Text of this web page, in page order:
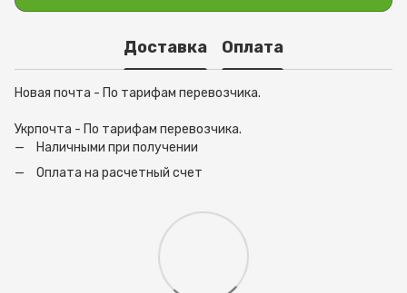
Доставка Оплата
Новая почта - По тарифам перевозчика.
Укрпочта - По тарифам перевозчика.
Наличными при получении
Оплата на расчетный счет